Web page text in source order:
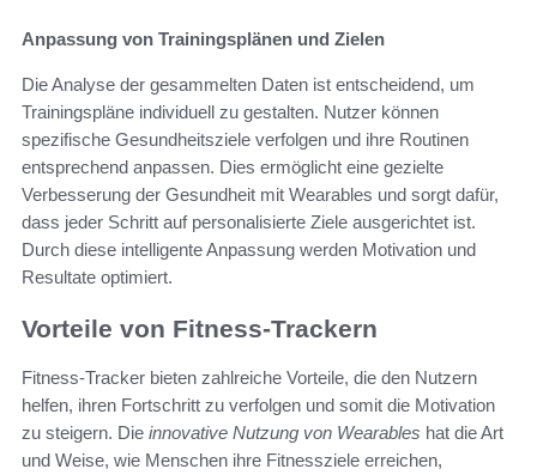
Anpassung von Trainingsplänen und Zielen
Die Analyse der gesammelten Daten ist entscheidend, um
Trainingspläne individuell zu gestalten. Nutzer können
spezifische Gesundheitsziele verfolgen und ihre Routinen
entsprechend anpassen. Dies ermöglicht eine gezielte
Verbesserung der Gesundheit mit Wearables und sorgt dafür,
dass jeder Schritt auf personalisierte Ziele ausgerichtet ist.
Durch diese intelligente Anpassung werden Motivation und
Resultate optimiert.
Vorteile von Fitness-Trackern
Fitness-Tracker bieten zahlreiche Vorteile, die den Nutzern
helfen, ihren Fortschritt zu verfolgen und somit die Motivation
zu steigern. Die innovative Nutzung von Wearables hat die Art
und Weise, wie Menschen ihre Fitnessziele erreichen,